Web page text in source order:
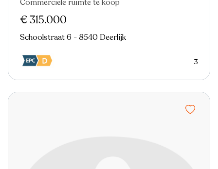
Commerciële ruimte te koop
€ 315.000
Schoolstraat 6 - 8540 Deerlijk
3